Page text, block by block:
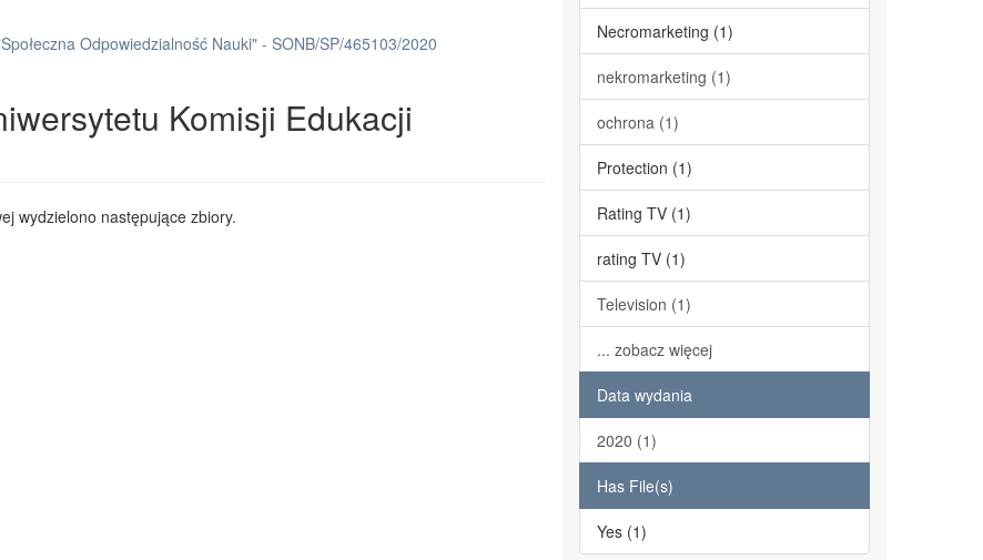
Odpowiedzialność Nauki" - SONB/SP/465103/2020
Komisji Edukacji
wydzielono następujące zbiory.
Necromarketing (1)
nekromarketing (1)
ochrona (1)
Protection (1)
Rating TV (1)
rating TV (1)
Television (1)
... zobacz więcej
Data wydania
2020 (1)
Has File(s)
Yes (1)